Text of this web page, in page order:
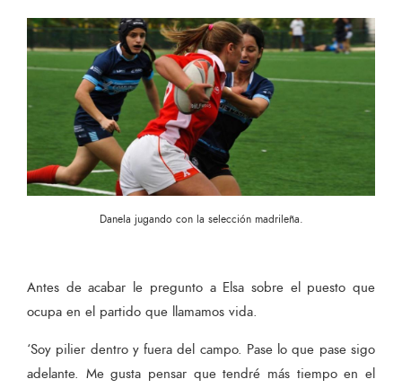
Danela jugando con la selección madrileña.
Antes de acabar le pregunto a Elsa sobre el puesto que
ocupa en el partido que llamamos vida.
‘Soy pilier dentro y fuera del campo. Pase lo que pase sigo
adelante. Me gusta pensar que tendré más tiempo en el